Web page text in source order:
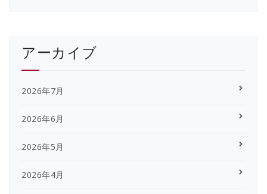
アーカイブ
2026年7月
2026年6月
2026年5月
2026年4月